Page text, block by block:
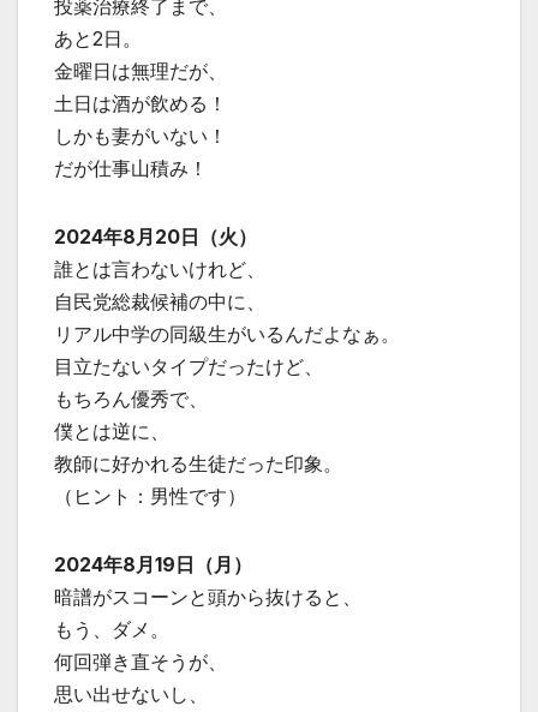
投薬治療終了まで、
あと2日。
金曜日は無理だが、
土日は酒が飲める！
しかも妻がいない！
だが仕事山積み！
2024年8月20日（火）
誰とは言わないけれど、
自民党総裁候補の中に、
リアル中学の同級生がいるんだよなぁ。
目立たないタイプだったけど、
もちろん優秀で、
僕とは逆に、
教師に好かれる生徒だった印象。
（ヒント：男性です）
2024年8月19日（月）
暗譜がスコーンと頭から抜けると、
もう、ダメ。
何回弾き直そうが、
思い出せないし、